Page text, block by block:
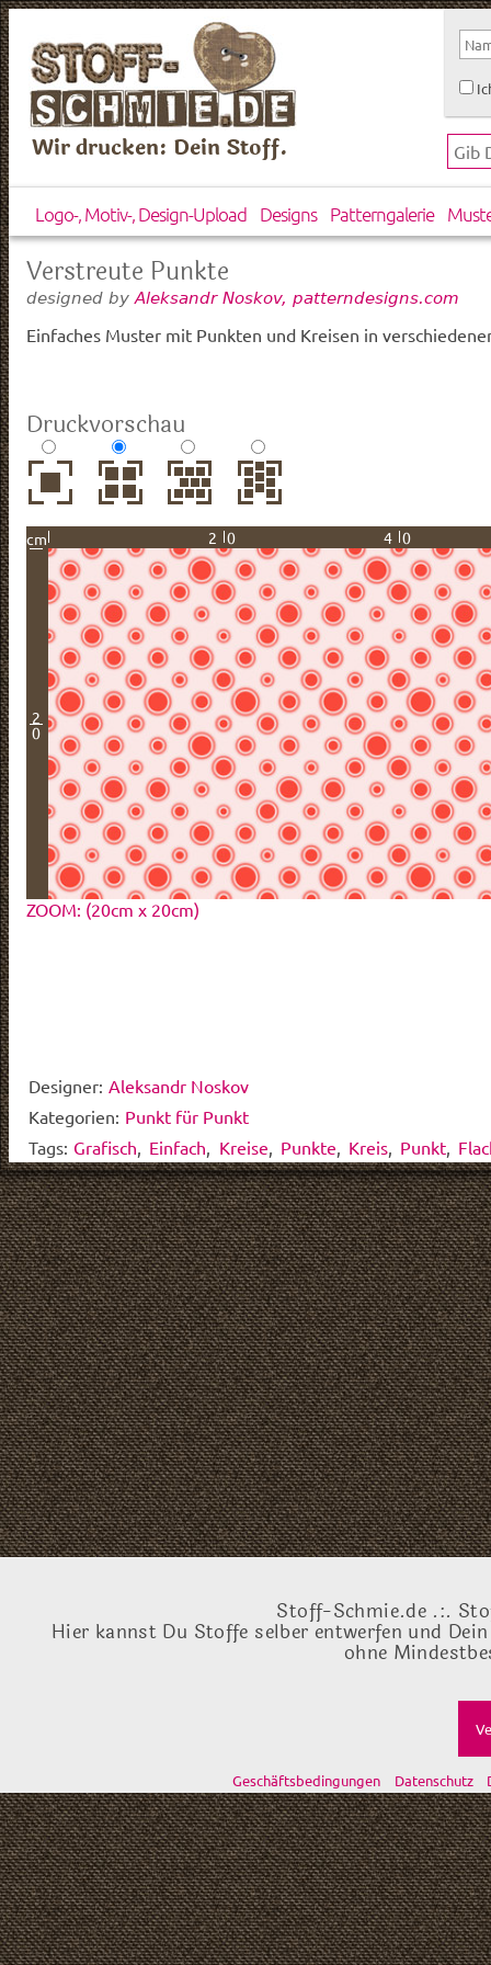
Wir drucken: Dein Stoff.
Logo-, Motiv-, Design-Upload Designs Patterngalerie
Verstreute Punkte
designed by Aleksandr Noskov, patterndesigns.com
Einfaches Muster mit Punkten und Kreisen in
Druckvorschau
cm 20 40
2
0
ZOOM: (20cm x 20cm)
Designer: Aleksandr Noskov
Kategorien: Punkt für Punkt
Tags: Grafisch Einfach Kreise Punkte Kreis, Punkt
Stoff-Schmie.de .:.
Hier kannst Du Stoffe selber entwerfen und
ohne
Geschäftsbedingungen Datenschutz